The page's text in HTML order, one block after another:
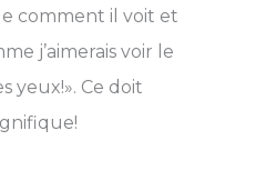
comment il voit et
j’aimerais voir le
yeux!». Ce doit